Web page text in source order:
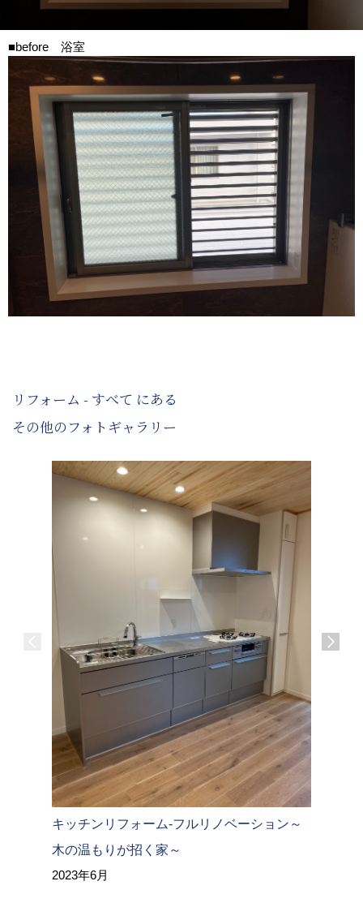
■before 浴室
リフォーム - すべて にある
その他のフォトギャラリー
キッチンリフォーム-フルリノベーション～
木の温もりが招く家～
2023年6月